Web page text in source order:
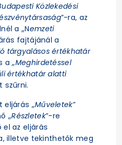
Közlekedési
”-ra, az
a „Nemzeti
fajtájánál a
tárgyalásos értékhatár
a „Meghirdetéssel
értékhatár alatti
szűrni.
eljárás „Műveletek”
„Részletek”-re
az eljárás
illetve tekinthetők meg